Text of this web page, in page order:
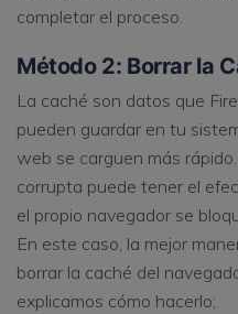
completar el proceso.
Método 2: Borrar la
La caché son datos que
pueden guardar en tu
web se carguen más
corrupta puede tener el
el propio navegador se
En este caso, la mejor
borrar la caché del
explicamos cómo hacerlo;